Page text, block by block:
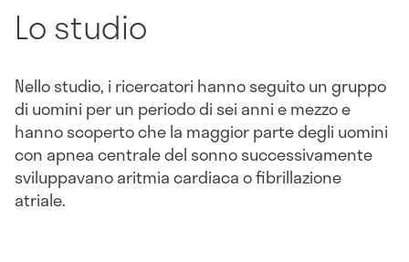
Lo studio
Nello studio, i ricercatori hanno seguito un gruppo
di uomini per un periodo di sei anni e mezzo e
hanno scoperto che la maggior parte degli uomini
con apnea centrale del sonno successivamente
sviluppavano aritmia cardiaca o fibrillazione
atriale.